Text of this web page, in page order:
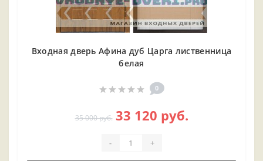
Входная дверь Афина дуб Царга лиственница
белая
0
35 000 руб. 33 120 руб.
- +